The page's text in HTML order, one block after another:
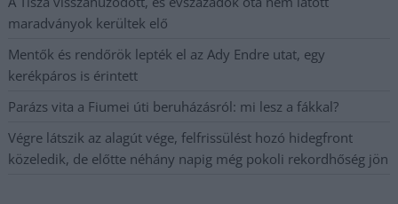
maradványok kerültek elő
Mentők és rendőrök lepték el az Ady Endre utat, egy
kerékpáros is érintett
Parázs vita a Fiumei úti beruházásról: mi lesz a fákkal?
Végre látszik az alagút vége, felfrissülést hozó hidegfront
közeledik, de előtte néhány napig még pokoli rekordhőség jön